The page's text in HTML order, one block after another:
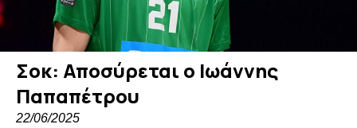
Σοκ: Αποσύρεται ο Ιωάννης
Παπαπέτρου
22/06/2025